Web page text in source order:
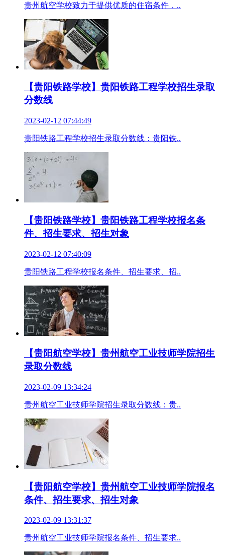
贵州航空学校致力于提供优质的住宿条件，..
【贵阳铁路学校】贵阳铁路工程学校招生录取
分数线
2023-02-12 07:44:49
贵阳铁路工程学校招生录取分数线：贵阳铁..
【贵阳铁路学校】贵阳铁路工程学校报名条
件、招生要求、招生对象
2023-02-12 07:40:09
贵阳铁路工程学校报名条件、招生要求、招..
【贵阳航空学校】贵州航空工业技师学院招生
录取分数线
2023-02-09 13:34:24
贵州航空工业技师学院招生录取分数线：贵..
【贵阳航空学校】贵州航空工业技师学院报名
条件、招生要求、招生对象
2023-02-09 13:31:37
贵州航空工业技师学院报名条件、招生要求..